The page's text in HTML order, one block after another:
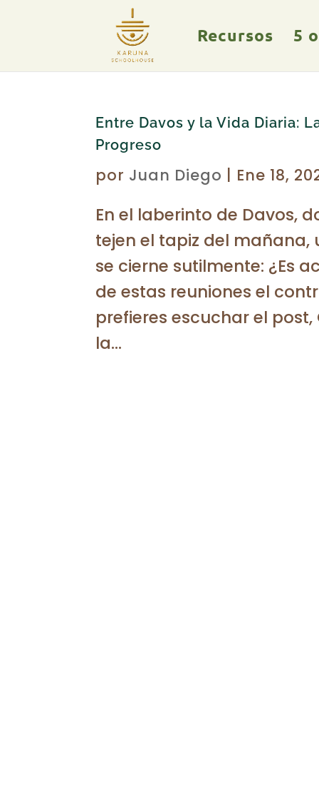
Recursos 5
Entre Davos y la Vida Diaria:
Progreso
por Juan Diego Ene 18,
En el laberinto de Davos,
tejen el tapiz del
se cierne sutilmente: ¿Es
de estas reuniones el
prefieres escuchar el
la...